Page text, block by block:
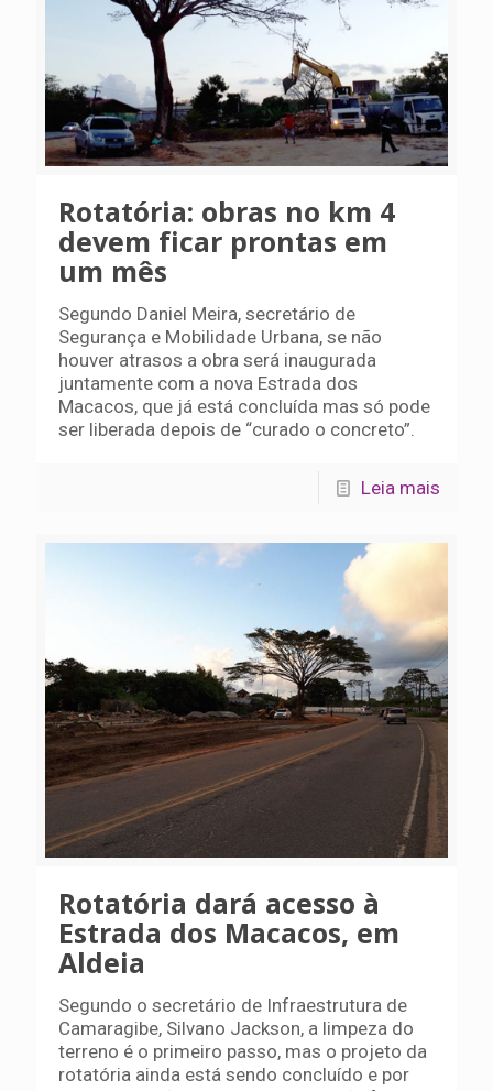
Rotatória: obras no km 4
devem ficar prontas em
um mês
Segundo Daniel Meira, secretário de
Segurança e Mobilidade Urbana, se não
houver atrasos a obra será inaugurada
juntamente com a nova Estrada dos
Macacos, que já está concluída mas só pode
ser liberada depois de “curado o concreto”.
Leia mais
Rotatória dará acesso à
Estrada dos Macacos, em
Aldeia
Segundo o secretário de Infraestrutura de
Camaragibe, Silvano Jackson, a limpeza do
terreno é o primeiro passo, mas o projeto da
rotatória ainda está sendo concluído e por